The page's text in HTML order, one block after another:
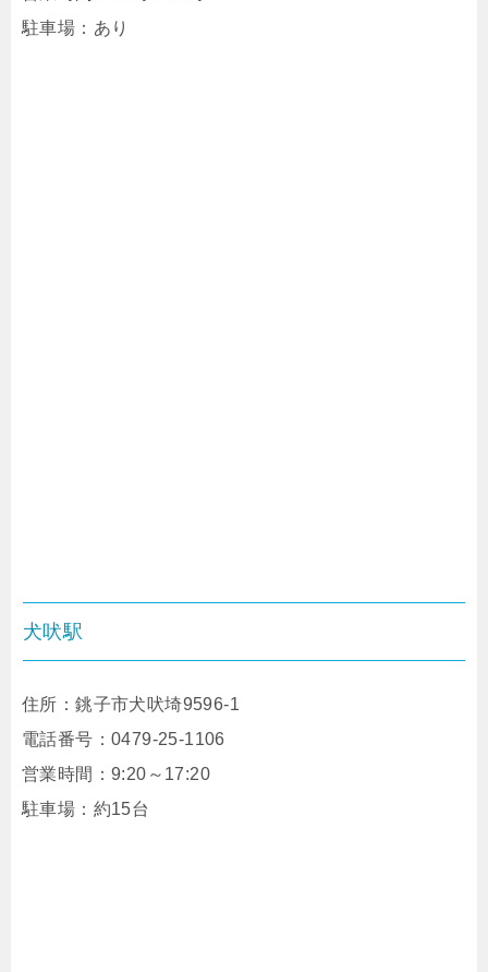
駐車場：あり
犬吠駅
住所：銚子市犬吠埼9596-1
電話番号： 0479-25-1106
営業時間：9:20～17:20
駐車場：約15台